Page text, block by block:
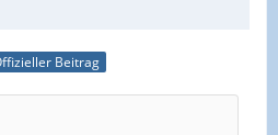
Beitrag